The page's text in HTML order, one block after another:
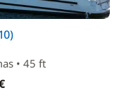
• 45 ft